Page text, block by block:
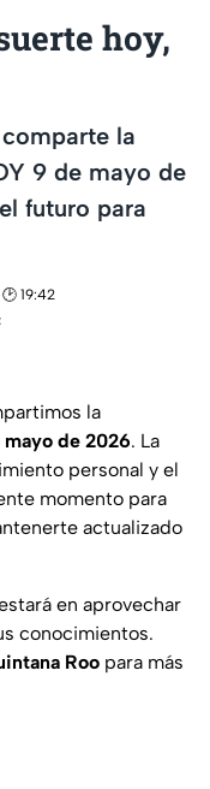
hoy,
la
9 de mayo de
futuro para
🕑 19:42
la
de 2026. La
personal y el
momento para
actualizado
en aprovechar
conocimientos.
Roo para más